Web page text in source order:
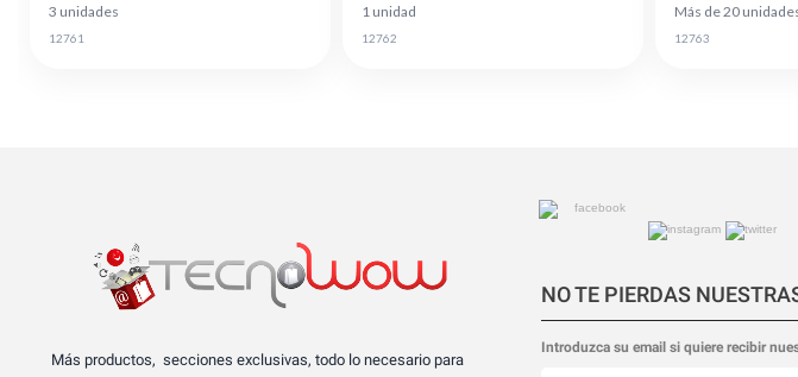
3 unidades
12761
1 unidad
12762
Más de 20
12763
Más productos, secciones exclusivas, todo lo necesario para
NO TE PIERDAS
Introduzca su email si quiere recibir